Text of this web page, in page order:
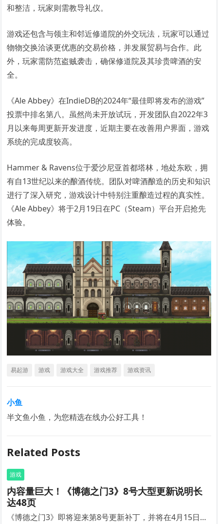
和整洁，玩家则需教导礼仪。
游戏还包含与领主和邻近修道院的外交玩法，玩家可以通过
物物交换洽谈更优惠的交易价格，并发展贸易与合作。此
外，玩家需防范盗贼袭击，确保修道院及其珍贵啤酒的安
全。
《Ale Abbey》在IndieDB的2024年“最佳即将发布的游戏”
投票中排名第八。虽然尚未开放试玩，开发团队自2022年3
月以来每周更新开发进度，近期主要在改善用户界面，游戏
系统的完成度较高。
Hammer & Ravens位于爱沙尼亚首都塔林，地处东欧，拥
有自13世纪以来的酿酒传统。团队对啤酒酿造的历史和知识
进行了深入研究，游戏设计中特别注重酿造过程的真实性。
《Ale Abbey》将于2月19日在PC（Steam）平台开启抢先
体验。
易起游 游戏 游戏大全 游戏推荐 游戏资讯
小鱼
半文鱼小鱼，为您精选在线办公好工具！
Related Posts
游戏
内容量巨大！《博德之门3》8号大型更新说明长
达48页
《博德之门3》即将迎来第8号更新补丁，并将在4月15日…